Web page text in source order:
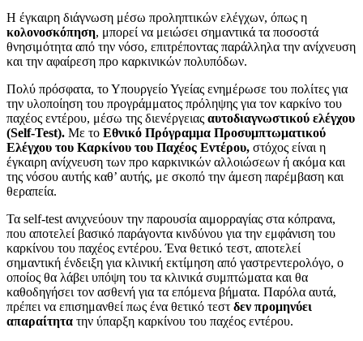
Η έγκαιρη διάγνωση μέσω προληπτικών ελέγχων, όπως η
κολονοσκόπηση, μπορεί να μειώσει σημαντικά τα ποσοστά
θνησιμότητα από την νόσο, επιτρέποντας παράλληλα την ανίχνευση
και την αφαίρεση προ καρκινικών πολυπόδων.
Πολύ πρόσφατα, το Υπουργείο Υγείας ενημέρωσε του πολίτες για
την υλοποίηση του προγράμματος πρόληψης για τον καρκίνο του
παχέος εντέρου, μέσω της διενέργειας αυτοδιαγνωστικού ελέγχου
(Self-Test). Με το Εθνικό Πρόγραμμα Προσυμπτωματικού
Ελέγχου του Καρκίνου του Παχέος Εντέρου, στόχος είναι η
έγκαιρη ανίχνευση των προ καρκινικών αλλοιώσεων ή ακόμα και
της νόσου αυτής καθ’ αυτής, με σκοπό την άμεση παρέμβαση και
θεραπεία.
Τα self-test ανιχνεύουν την παρουσία αιμορραγίας στα κόπρανα,
που αποτελεί βασικό παράγοντα κινδύνου για την εμφάνιση του
καρκίνου του παχέος εντέρου. Ένα θετικό τεστ, αποτελεί
σημαντική ένδειξη για κλινική εκτίμηση από γαστρεντερολόγο, ο
οποίος θα λάβει υπόψη του τα κλινικά συμπτώματα και θα
καθοδηγήσει τον ασθενή για τα επόμενα βήματα. Παρόλα αυτά,
πρέπει να επισημανθεί πως ένα θετικό τεστ δεν προμηνύει
απαραίτητα την ύπαρξη καρκίνου του παχέος εντέρου.